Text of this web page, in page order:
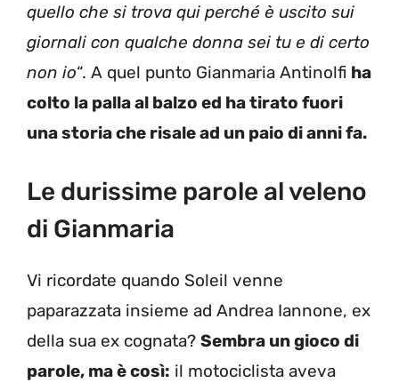
quello che si trova qui perché è uscito sui
giornali con qualche donna sei tu e di certo
non io“. A quel punto Gianmaria Antinolfi ha
colto la palla al balzo ed ha tirato fuori
una storia che risale ad un paio di anni fa.
Le durissime parole al veleno
di Gianmaria
Vi ricordate quando Soleil venne
paparazzata insieme ad Andrea Iannone, ex
della sua ex cognata? Sembra un gioco di
parole, ma è così: il motociclista aveva